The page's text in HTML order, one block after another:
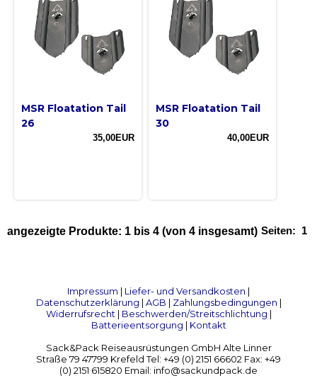
MSR Floatation Tail
26
35,00EUR
MSR Floatation Tail
30
40,00EUR
Seiten: 1
angezeigte Produkte: 1 bis 4 (von 4 insgesamt)
Impressum | Liefer- und Versandkosten |
Datenschutzerklärung | AGB | Zahlungsbedingungen |
Widerrufsrecht| Beschwerden/Streitschlichtung |
Batterieentsorgung | Kontakt
Sack&Pack Reiseausrüstungen GmbH Alte Linner
Straße 79 47799 Krefeld Tel: +49 (0) 2151 66602 Fax: +49
(0) 2151 615820 Email: info@sackundpack.de